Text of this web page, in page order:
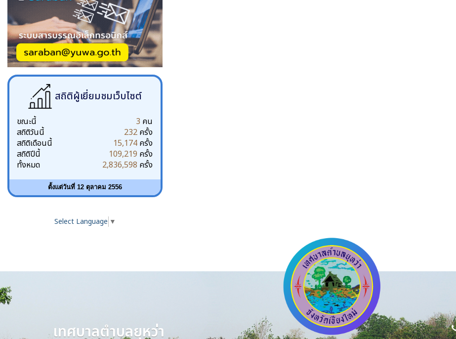
สถิติผู้เยี่ยมชมเว็บไซต์
ขณะนี้ 3 คน
สถิติวันนี้
232 ครั้ง
สถิติเดือนนี้
15,174 ครั้ง
สถิติปีนี้
109,219 ครั้ง
ทั้งหมด
2,836,598 ครั้ง
ตั้งแต่วันที่ 12 ตุลาคม 2556
Select Language ▼
เทศบาลตำบลยุหว่า